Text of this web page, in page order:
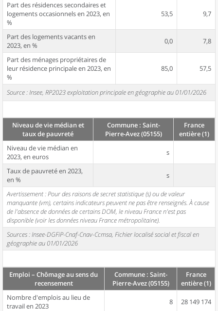
Part des résidences secondaires et
logements occasionnels en 2023, en
%
53,5 9,7
Part des logements vacants en
2023, en %
0,0 7,8
Part des ménages propriétaires de
leur résidence principale en 2023, en
%
85,0 57,5
Source : Insee, RP2023 exploitation principale en géographie au 01/01/2026
Niveau de vie médian et
taux de pauvreté
Commune : Saint-
Pierre-Avez (05155)
France
entière (1)
Niveau de vie médian en
2023, en euros
s
Taux de pauvreté en 2023,
en %
s
Avertissement : Pour des raisons de secret statistique (s) ou de valeur
manquante (vm), certains indicateurs peuvent ne pas être renseignés. À cause
de l'absence de données de certains DOM, le niveau France n'est pas
disponible (voir les données niveau France métropolitaine).
Sources : Insee-DGFiP-Cnaf-Cnav-Ccmsa, Fichier localisé social et fiscal en
géographie au 01/01/2026
Emploi – Chômage au sens du
recensement
Commune : Saint-
Pierre-Avez (05155)
France
entière (1)
Nombre d'emplois au lieu de
travail en 2023
8 28 149 174